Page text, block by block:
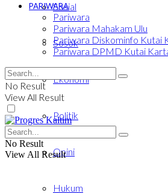
Sosial
Sosok
Ekonomi
Politik
Opini
Hukum
PARIWARA
Pariwara
Pariwara Mahakam Ulu
Pariwara Diskominfo Kutai
Pariwara DPMD Kutai
No Result
View All Result
No Result
View All Result